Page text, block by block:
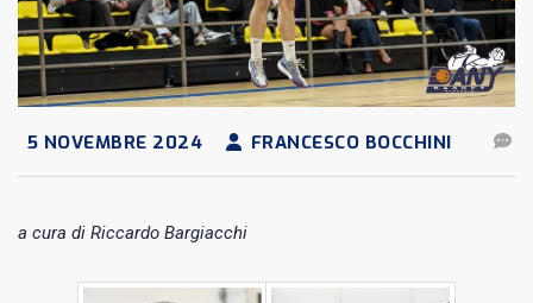
5 NOVEMBRE 2024 FRANCESCO BOCCHINI
a cura di Riccardo Bargiacchi